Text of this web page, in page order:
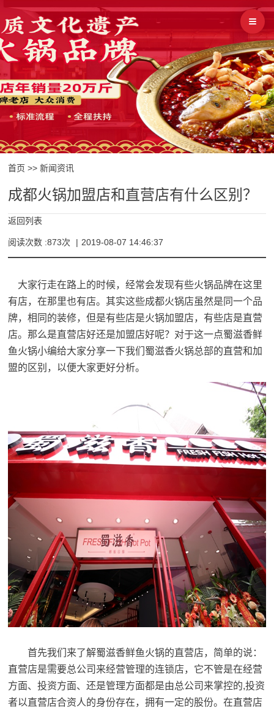
首页 >>新闻资讯
成都火锅加盟店和直营店有什么区别？
返回列表
阅读次数 :873次 | 2019-08-07 14:46:37
大家行走在路上的时候，经常会发现有些火锅品牌在这里
有店，在那里也有店。其实这些成都火锅店虽然是同一个品
牌，相同的装修，但是有些店是火锅加盟店，有些店是直营
店。那么是直营店好还是加盟店好呢？对于这一点蜀滋香鲜
鱼火锅小编给大家分享一下我们蜀滋香火锅总部的直营和加
盟的区别，以便大家更好分析。
首先我们来了解蜀滋香鲜鱼火锅的直营店，简单的说：
直营店是需要总公司来经营管理的连锁店，它不管是在经营
方面、投资方面、还是管理方面都是由总公司来掌控的,投资
者以直营店合资人的身份存在，拥有一定的股份。在直营店